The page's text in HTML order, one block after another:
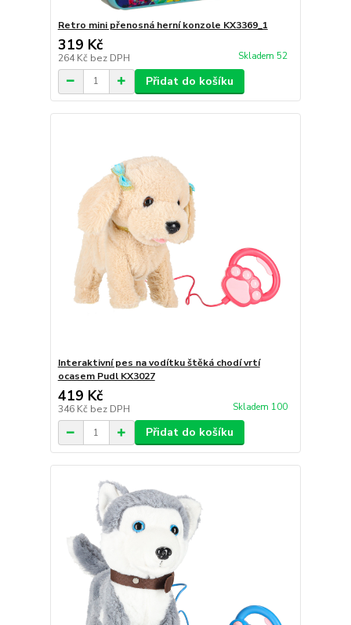
Retro mini přenosná herní konzole KX3369_1
319 Kč
264 Kč bez DPH Skladem 52
Přidat do košíku
Interaktivní pes na vodítku štěká chodí vrtí
ocasem Pudl KX3027
419 Kč
346 Kč bez DPH Skladem 100
Přidat do košíku